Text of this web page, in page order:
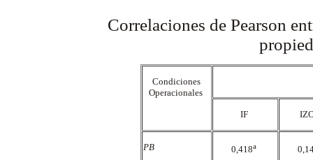
Correlaciones de Pearson
Condiciones
Operacionales
IF
PB 0,418a